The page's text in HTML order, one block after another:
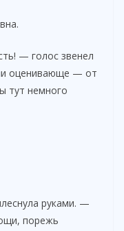
— голос звенел
оценивающе — от
тут немного
руками. —
порежь